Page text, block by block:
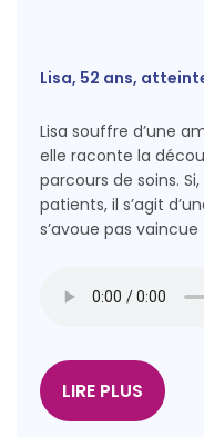
Lisa, 52 ans,
Lisa souffre d’une
elle raconte la
parcours de soins.
patients, il s’agit
s’avoue pas vaincue
LIRE PLUS